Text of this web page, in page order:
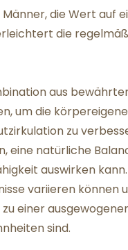
die Wert auf
die
aus
um die
zu
eine natürliche
auswirken
variieren
einer
sind.